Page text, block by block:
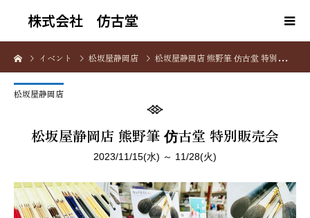
株式会社 仿古堂
イベント 松坂屋静岡店 松坂屋静岡店 熊野筆 仿古堂 特別販売会
松坂屋静岡店
松坂屋静岡店 熊野筆 仿古堂 特別販売会
2023/11/15(水) ～ 11/28(火)